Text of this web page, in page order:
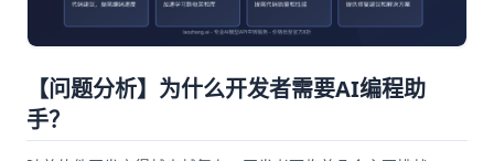
【问题分析】为什么开发者需要AI编程助
手？